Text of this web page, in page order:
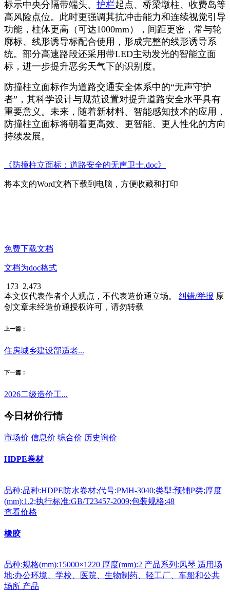
标示中央分隔带端头、 护栏起点、桥梁墩柱、收费岛等
高风险点位。此时更强调其抗冲击能力和连续视觉引导
功能，柱体更高（可达1000mm），间距更密，常与轮
廓标、线形诱导标配合使用，形成完整的线形诱导系
统。部分高速路段还采用带LED主动发光的智能立面
标，进一步提升恶劣天气下的识别度。
防撞柱立面标作为道路交通安全体系中的“无声守护
者”，其科学设计与规范设置对提升道路安全水平具有
重要意义。未来，随着新材料、智能感知技术的应用，
防撞柱立面标将朝着更高效、更智能、更人性化的方向
持续发展。
《防撞柱立面标：道路安全的无声卫士.doc》
将本文的Word文档下载到电脑，方便收藏和打印
免费下载文档
文档为doc格式
173 2,473
本文仅代表作者个人观点，不代表造价通立场。 纠错/举报 原
创文章未经造价通授权许可，请勿转载
上一篇：
住房城乡建设部适老...
下一篇：
2026二级造价工...
今日材价行情
市场价 信息价 综合价 历史询价
HDPE卷材
品种:品种:HDPE防水卷材;代号:PMH-3040;类型:预铺P类;厚度
(mm):1.2;执行标准:GB/T23457-2009;包装规格:48
查看价格
橡胶
品种:规格(mm):15000×1220 厚度(mm):2 产品系列:风琴 适用场
地:办公环境、学校、医院、生物制药、轻工厂、车船和公共
场所 产品